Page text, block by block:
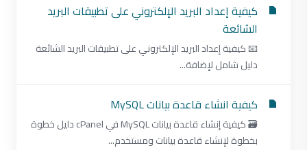
كيفية إعداد البريد الإلكتروني على تطبيقات البريد
الشائعة
📧 كيفية إعداد البريد الإلكتروني على تطبيقات البريد الشائعة
دليل شامل لإضافة...
كيفية انشاء قاعدة بيانات MySQL
🗃 كيفية إنشاء قاعدة بيانات MySQL في cPanel دليل خطوة
بخطوة لإنشاء قاعدة بيانات ومستخدم...